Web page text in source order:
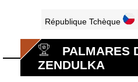
République Tchèque
PALMARES
ZENDULKA